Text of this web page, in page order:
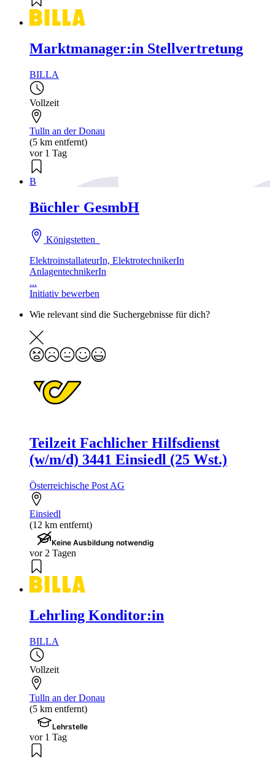
Marktmanager:in Stellvertretung
BILLA
Vollzeit
Tulln an der Donau
(5 km entfernt)
vor 1 Tag
B
Büchler GesmbH
Königstetten
ElektroinstallateurIn, ElektrotechnikerIn
AnlagentechnikerIn
...
Initiativ bewerben
Wie relevant sind die Suchergebnisse für dich?
Teilzeit Fachlicher Hilfsdienst
(w/m/d) 3441 Einsiedl (25 Wst.)
Österreichische Post AG
Einsiedl
(12 km entfernt)
Keine Ausbildung notwendig
vor 2 Tagen
Lehrling Konditor:in
BILLA
Vollzeit
Tulln an der Donau
(5 km entfernt)
Lehrstelle
vor 1 Tag